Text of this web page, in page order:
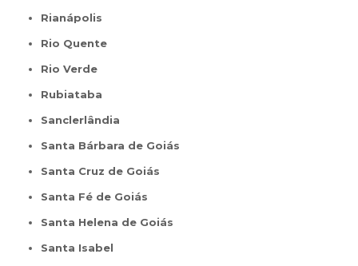
Rianápolis
Rio Quente
Rio Verde
Rubiataba
Sanclerlândia
Santa Bárbara de Goiás
Santa Cruz de Goiás
Santa Fé de Goiás
Santa Helena de Goiás
Santa Isabel